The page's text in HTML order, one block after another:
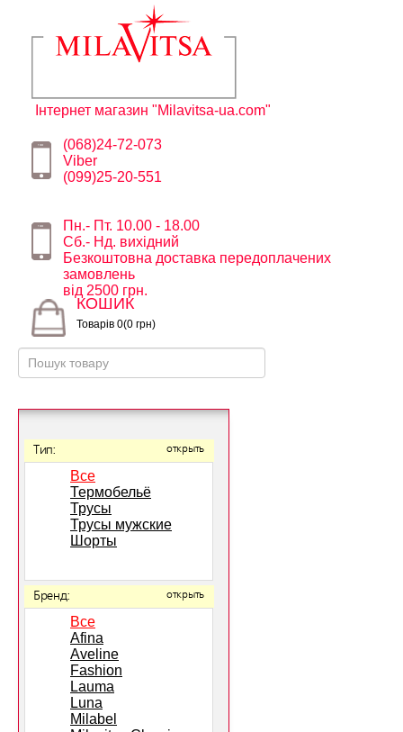
Інтернет магазин "Milavitsa-ua.com"
(068)24-72-073
Viber
(099)25-20-551
Пн.- Пт. 10.00 - 18.00
Сб.- Нд. вихідний
Безкоштовна доставка передоплачених
замовлень
від 2500 грн.
КОШИК
Товарів 0(0 грн)
Тип: открыть
Все
Термобельё
Трусы
Трусы мужские
Шорты
Бренд: открыть
Все
Afina
Aveline
Fashion
Lauma
Luna
Milabel